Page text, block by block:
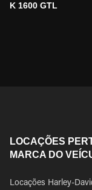
K 1600 GTL
LOCAÇÕES
MARCA DO
Locações Harley-